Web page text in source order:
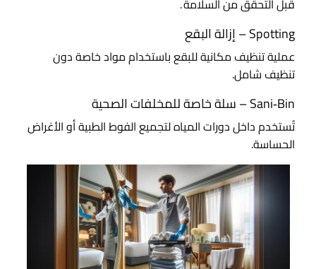
قبل التحقق من السلامة .
Spotting – إزالة البقع
عملية تنظيف مكانية للبقع باستخدام مواد خاصة دون
تنظيف شامل.
Sani‑Bin – سلة خاصة للمخلفات الصحية
تُستخدم داخل دورات المياه لتجميع الفوط الطبية أو الأغراض
الحساسة.